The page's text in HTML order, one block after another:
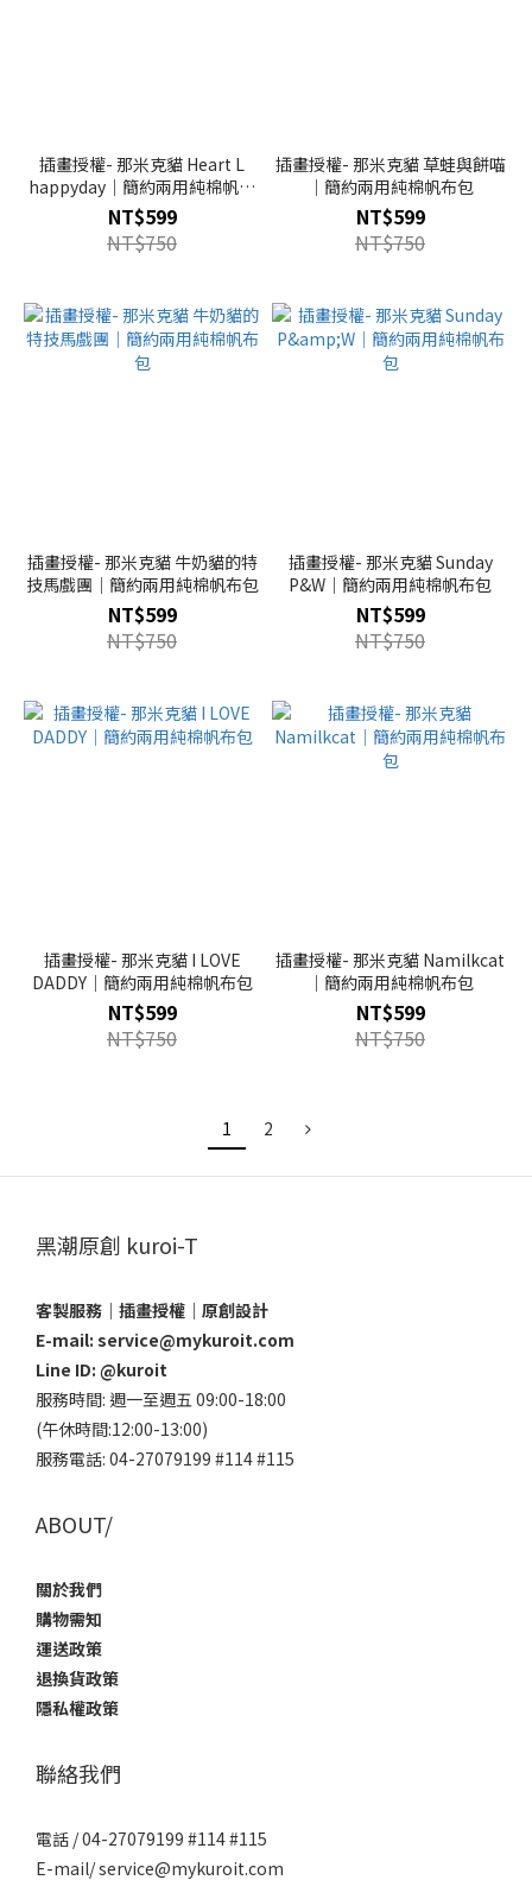
插畫授權- 那米克貓 Heart L
happyday｜簡約兩用純棉帆布
包
NT$599
NT$750
插畫授權- 那米克貓 草蛙與餅喵
｜簡約兩用純棉帆布包
NT$599
NT$750
插畫授權- 那米克貓 牛奶貓的特
技馬戲團｜簡約兩用純棉帆布包
NT$599
NT$750
插畫授權- 那米克貓 Sunday
P&W｜簡約兩用純棉帆布包
NT$599
NT$750
插畫授權- 那米克貓 I LOVE
DADDY｜簡約兩用純棉帆布包
NT$599
NT$750
插畫授權- 那米克貓 Namilkcat
｜簡約兩用純棉帆布包
NT$599
NT$750
1 2
黑潮原創 kuroi-T
客製服務｜插畫授權｜原創設計
E-mail: service@mykuroit.com
Line ID: @kuroit
服務時間: 週一至週五 09:00-18:00
(午休時間:12:00-13:00)
服務電話: 04-27079199 #114 #115
ABOUT/
關於我們
購物需知
運送政策
退換貨政策
隱私權政策
聯絡我們
電話 / 04-27079199 #114 #115
E-mail/ service@mykuroit.com